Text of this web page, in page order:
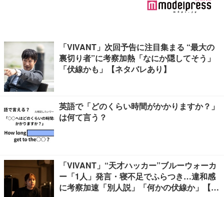
「VIVANT」次回予告に注目集まる “最大の
裏切り者”に考察加熱「なにか隠してそう」
「伏線かも」【ネタバレあり】
英語で「どのくらい時間がかかりますか？」
は何て言う？
「VIVANT」“天才ハッカー”ブルーウォーカ
ー「1人」発言・寝不足でふらつき…違和感
に考察加速「別人説」「何かの伏線か」【ネ